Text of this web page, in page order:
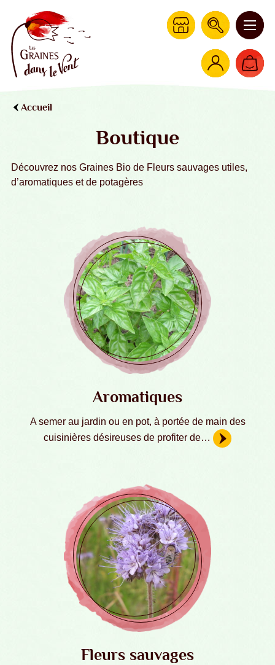
Accueil
Boutique
Découvrez nos Graines Bio de Fleurs sauvages utiles,
d’aromatiques et de potagères
Aromatiques
A semer au jardin ou en pot, à portée de main des
cuisinières désireuses de profiter de…
Fleurs sauvages